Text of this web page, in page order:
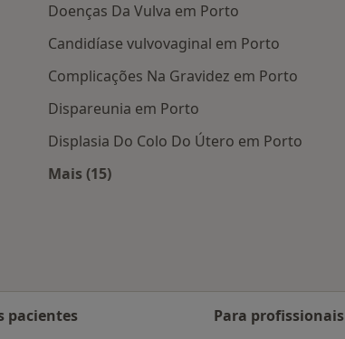
Doenças Da Vulva em Porto
Candidíase vulvovaginal em Porto
Complicações Na Gravidez em Porto
Dispareunia em Porto
Displasia Do Colo Do Útero em Porto
Mais (15)
pacientes Para profissionais